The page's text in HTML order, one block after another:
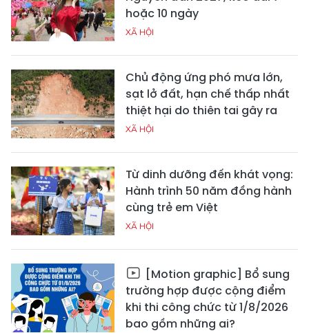
hoặc 10 ngày
XÃ HỘI
Chủ động ứng phó mưa lớn,
sạt lở đất, hạn chế thấp nhất
thiệt hại do thiên tai gây ra
XÃ HỘI
Từ dinh dưỡng đến khát vọng:
Hành trình 50 năm đồng hành
cùng trẻ em Việt
XÃ HỘI
[Motion graphic] Bổ sung
trường hợp được cộng điểm
khi thi công chức từ 1/8/2026
bao gồm những ai?